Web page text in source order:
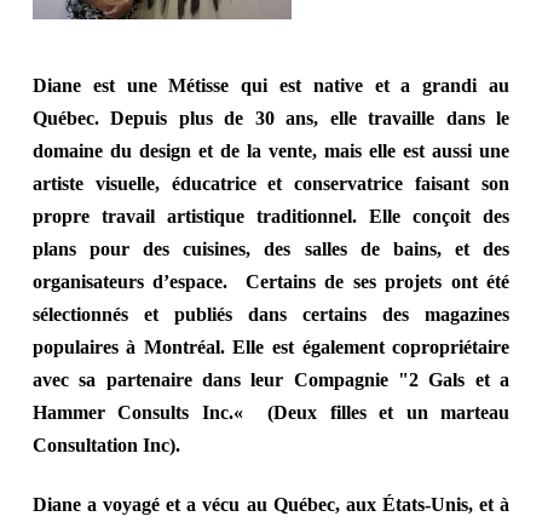
Diane est une Métisse qui est native et a grandi au
Québec. Depuis plus de 30 ans, elle travaille dans le
domaine du design et de la vente, mais elle est aussi une
artiste visuelle, éducatrice et conservatrice faisant son
propre travail artistique traditionnel. Elle conçoit des
plans pour des cuisines, des salles de bains, et des
organisateurs d’espace. Certains de ses projets ont été
sélectionnés et publiés dans certains des magazines
populaires à Montréal. Elle est également copropriétaire
avec sa partenaire dans leur Compagnie "2 Gals et a
Hammer Consults Inc.« (Deux filles et un marteau
Consultation Inc).
Diane a voyagé et a vécu au Québec, aux États-Unis, et à